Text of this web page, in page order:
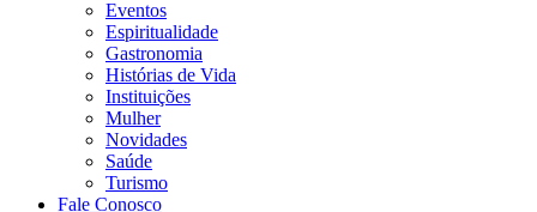
Eventos
Espiritualidade
Gastronomia
Histórias de Vida
Instituições
Mulher
Novidades
Saúde
Turismo
Fale Conosco